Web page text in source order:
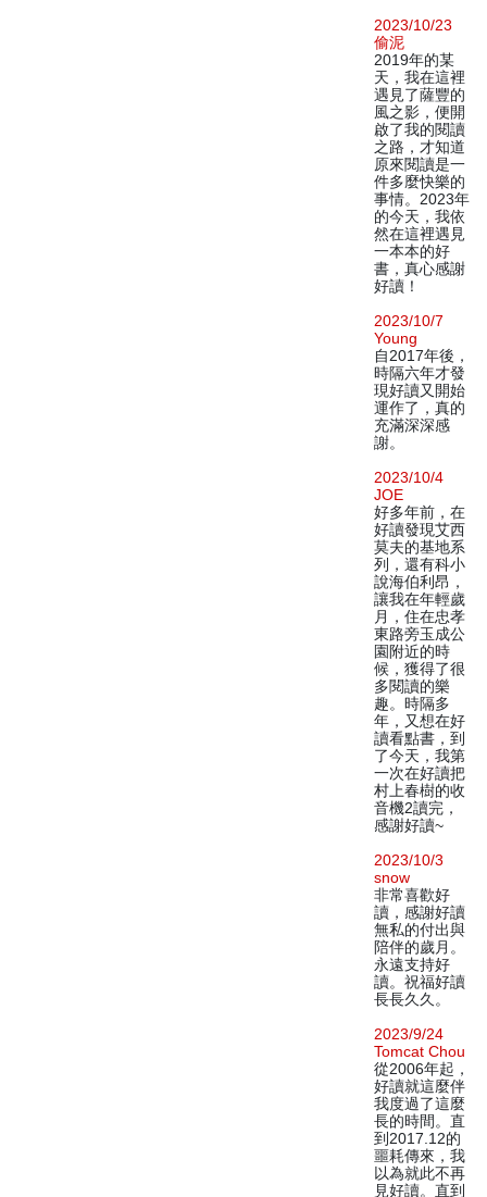
2023/10/23
偷泥
2019年的某
天，我在這裡
遇見了薩豐的
風之影，便開
啟了我的閱讀
之路，才知道
原來閱讀是一
件多麼快樂的
事情。2023年
的今天，我依
然在這裡遇見
一本本的好
書，真心感謝
好讀！
2023/10/7
Young
自2017年後，
時隔六年才發
現好讀又開始
運作了，真的
充滿深深感
謝。
2023/10/4
JOE
好多年前，在
好讀發現艾西
莫夫的基地系
列，還有科小
說海伯利昂，
讓我在年輕歲
月，住在忠孝
東路旁玉成公
園附近的時
候，獲得了很
多閱讀的樂
趣。時隔多
年，又想在好
讀看點書，到
了今天，我第
一次在好讀把
村上春樹的收
音機2讀完，
感謝好讀~
2023/10/3
snow
非常喜歡好
讀，感謝好讀
無私的付出與
陪伴的歲月。
永遠支持好
讀。祝福好讀
長長久久。
2023/9/24
Tomcat Chou
從2006年起，
好讀就這麼伴
我度過了這麼
長的時間。直
到2017.12的
噩耗傳來，我
以為就此不再
見好讀。直到